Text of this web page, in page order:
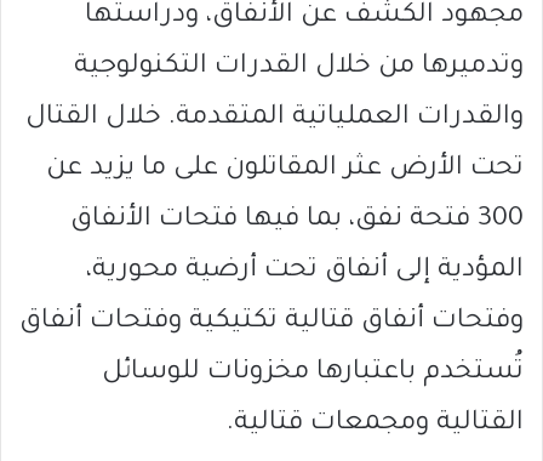
مجهود الكشف عن الأنفاق، ودراستها
وتدميرها من خلال القدرات التكنولوجية
والقدرات العملياتية المتقدمة. خلال القتال
تحت الأرض عثر المقاتلون على ما يزيد عن
300 فتحة نفق، بما فيها فتحات الأنفاق
المؤدية إلى أنفاق تحت أرضية محورية،
وفتحات أنفاق قتالية تكتيكية وفتحات أنفاق
تُستخدم باعتبارها مخزونات للوسائل
القتالية ومجمعات قتالية.